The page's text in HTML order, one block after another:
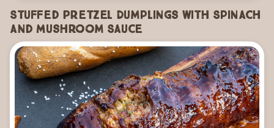
Stuffed Pretzel Dumplings with Spinach
and Mushroom Sauce